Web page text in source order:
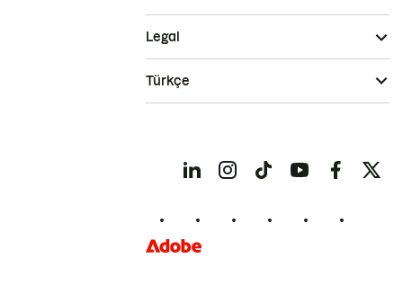
Legal
Türkçe